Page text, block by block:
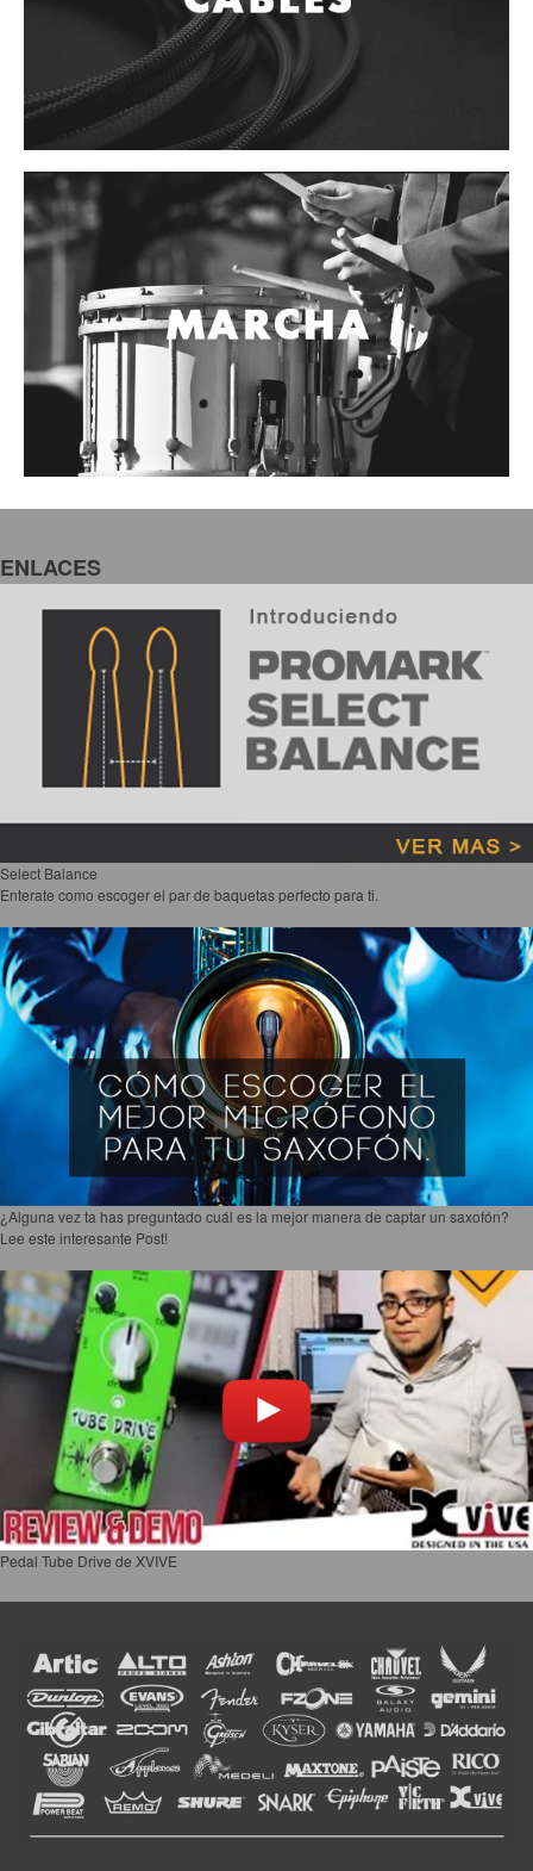
ENLACES
Select Balance
Enterate como escoger el par de baquetas perfecto para ti.
¿Alguna vez ta has preguntado cuál es la mejor manera de captar un saxofón?
Lee este interesante Post!
Pedal Tube Drive de XVIVE